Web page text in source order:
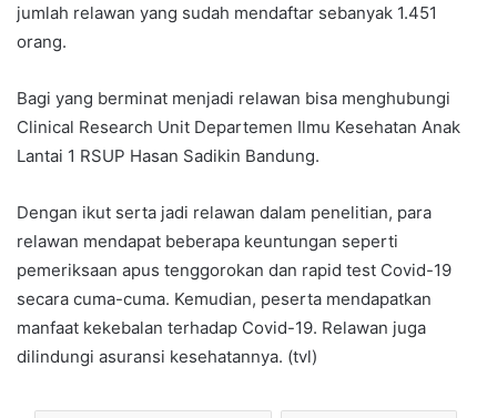
jumlah relawan yang sudah mendaftar sebanyak 1.451
orang.
Bagi yang berminat menjadi relawan bisa menghubungi
Clinical Research Unit Departemen Ilmu Kesehatan Anak
Lantai 1 RSUP Hasan Sadikin Bandung.
Dengan ikut serta jadi relawan dalam penelitian, para
relawan mendapat beberapa keuntungan seperti
pemeriksaan apus tenggorokan dan rapid test Covid-19
secara cuma-cuma. Kemudian, peserta mendapatkan
manfaat kekebalan terhadap Covid-19. Relawan juga
dilindungi asuransi kesehatannya. (tvl)